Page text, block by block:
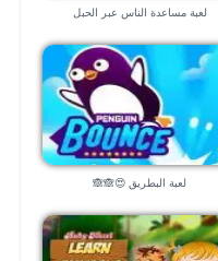
لعبة مساعدة الناس عبر الحبل
لعبة البطريق 😍🙈🙈